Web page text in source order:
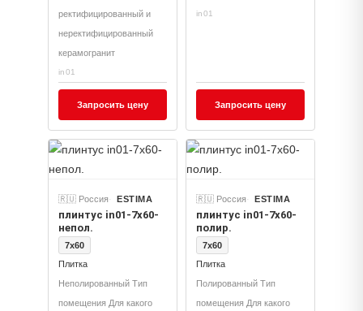
ректифицированный и
неректифицированный
керамогранит
in01
Запросить цену
in01
Запросить цену
🇷🇺 Россия ESTIMA
плинтус in01-7x60-
непол.
7x60
Плитка
Неполированный Тип
помещения Для какого
🇷🇺 Россия ESTIMA
плинтус in01-7x60-
полир.
7x60
Плитка
Полированный Тип
помещения Для какого